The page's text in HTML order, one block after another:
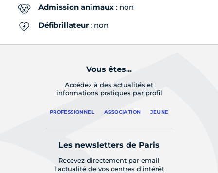
Admission animaux : non
Défibrillateur: non
Vous êtes...
Accédez à des actualités et
informations pratiques par profil
PROFESSIONNEL ASSOCIATION JEUNE
Les newsletters de Paris
Recevez directement par email
l'actualité de vos centres d'intérêt